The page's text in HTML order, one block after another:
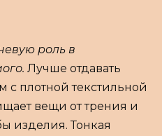
роль в
Лучше отдавать
плотной текстильной
вещи от трения и
изделия. Тонкая